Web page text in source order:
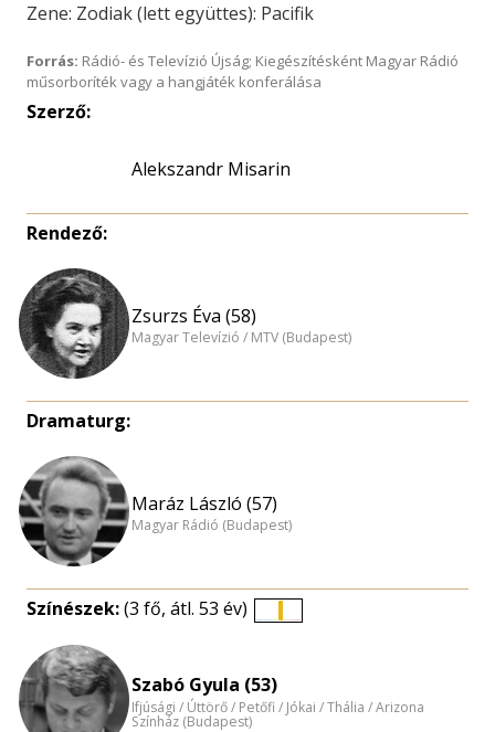
Zene: Zodiak (lett együttes): Pacifik
Forrás: Rádió- és Televízió Újság; Kiegészítésként Magyar Rádió
műsorboríték vagy a hangjáték konferálása
Szerző:
Alekszandr Misarin
Rendező:
Zsurzs Éva (58)
Magyar Televízió / MTV (Budapest)
Dramaturg:
Maráz László (57)
Magyar Rádió (Budapest)
Színészek:(3 fő, átl. 53 év)
nagyítása
Szabó Gyula (53)
Ifjúsági / Úttörő / Petőfi / Jókai / Thália / Arizona
Színház (Budapest)